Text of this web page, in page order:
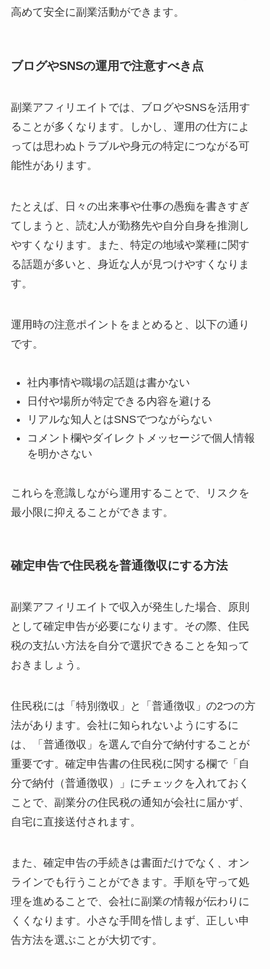
高めて安全に副業活動ができます。
ブログやSNSの運用で注意すべき点
副業アフィリエイトでは、ブログやSNSを活用す
ることが多くなります。しかし、運用の仕方によ
っては思わぬトラブルや身元の特定につながる可
能性があります。
たとえば、日々の出来事や仕事の愚痴を書きすぎ
てしまうと、読む人が勤務先や自分自身を推測し
やすくなります。また、特定の地域や業種に関す
る話題が多いと、身近な人が見つけやすくなりま
す。
運用時の注意ポイントをまとめると、以下の通り
です。
社内事情や職場の話題は書かない
日付や場所が特定できる内容を避ける
リアルな知人とはSNSでつながらない
コメント欄やダイレクトメッセージで個人情報
を明かさない
これらを意識しながら運用することで、リスクを
最小限に抑えることができます。
確定申告で住民税を普通徴収にする方法
副業アフィリエイトで収入が発生した場合、原則
として確定申告が必要になります。その際、住民
税の支払い方法を自分で選択できることを知って
おきましょう。
住民税には「特別徴収」と「普通徴収」の2つの方
法があります。会社に知られないようにするに
は、「普通徴収」を選んで自分で納付することが
重要です。確定申告書の住民税に関する欄で「自
分で納付（普通徴収）」にチェックを入れておく
ことで、副業分の住民税の通知が会社に届かず、
自宅に直接送付されます。
また、確定申告の手続きは書面だけでなく、オン
ラインでも行うことができます。手順を守って処
理を進めることで、会社に副業の情報が伝わりに
くくなります。小さな手間を惜しまず、正しい申
告方法を選ぶことが大切です。